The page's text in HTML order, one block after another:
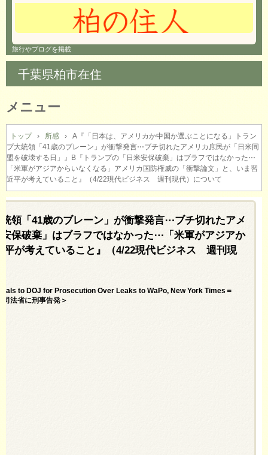
旅行やブログを掲載
千葉県柏市在住
メニュー
コ
ン
テ
ン
ツ
ス
ッ
プ
トップ › 所感 ›
A『「日本は、アメリカか中国か選ぶことになる」トラン
プ大統領「41歳のブレーン」が衝撃発言⋯ブチ切れたアメリカ庶民が「日米同
盟を破壊する日」』B『トランプの「日米安保破棄」はブラフではなかった⋯
「米軍がアジアからいなくなる」アメリカ国防権威の「衝撃論文」と、いま習
近平が考えていること』（4/22現代ビジネス 週刊現代）について
領「41歳のブレーン」が衝撃発言⋯ブチ切れたアメ
保破棄」はブラフではなかった⋯「米軍がアジアか
平が考えていること』（4/22現代ビジネス 週刊現
to DOJ for Prosecution Over Leaks to WaPo, New York Times＝
法省に刑事告発＞